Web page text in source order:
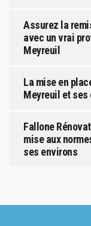
Assurez la
avec un vrai
Meyreuil
La mise en
Meyreuil et ses
Fallone
mise aux
ses environs